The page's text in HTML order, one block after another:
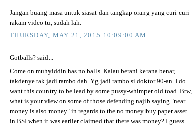
Jangan buang masa untuk siasat dan tangkap orang yang curi-curi
rakam video tu, sudah lah.
THURSDAY, MAY 21, 2015 10:09:00 AM
Gotballs? said...
Come on muhyiddin has no balls. Kalau berani kerana benar,
takdenye tak jadi rambo dah. Yg jadi rambo si doktor 90-an. I do
want this country to be lead by some pussy-whimper old toad. Btw,
what is your view on some of those defending najib saying "near
money is also money" in regards to the no money buy paper asset
in BSI when it was earlier claimed that there was money? I guess